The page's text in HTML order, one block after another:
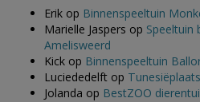
Erik op Binnenspeeltuin
Marielle Jaspers op Speeltuin
Amelisweerd
Kick op Binnenspeeltuin
Luciededelft op Tunesiëplaats
Jolanda op BestZOO